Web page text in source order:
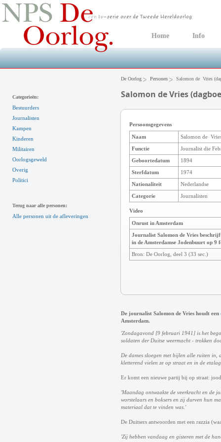
Home Info
Categorieën:
Bestuurders
Journalisten
Kampen
Kinderen
Militairen
Oorlogsgeweld
Overig
Politici
Terug naar alle personen:
Alle personen uit de afleveringen
De Oorlog Personen Salomon de Vries
Salomon de Vries
Persoonsgegevens
Naam
Salomon de
Functie
Journalist die
Geboortedatum
1894
Sterfdatum
1974
Nationaliteit
Nederlandse
Categorie
Journalisten
Video
Onrust in Amsterdam
Journalist Salomon de Vries
in de Amsterdamse Jodenbuurt op 9
Bron: De Oorlog, deel 3 (33 sec.)
De journalist Salomon de Vries houdt een
Amsterdam.
'Zondagavond [9 februari 1941] is het
soldaten der Duitse weermacht - trokken
De dames sloegen met bijlen alle ruiten in,
kletterend vielen ze op straat en in de
Er komt een nieuwe partij bij op straat:
'Maandag ontwaakte de veerkracht en de
worstelaars en boksers en zij durven hun
materiaal dat te vinden was.'
De Duitsers antwoorden met een razzia
'Zij hebben vandaag en gisteren met de